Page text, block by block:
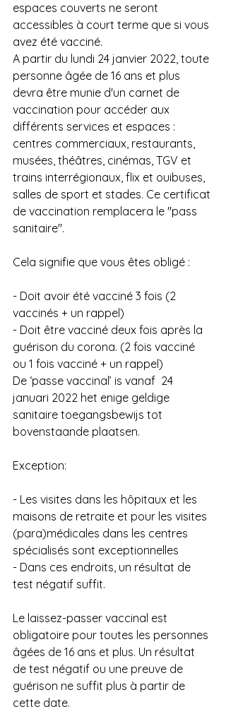
espaces couverts ne seront
accessibles à court terme que si vous
avez été vacciné.
A partir du lundi 24 janvier 2022, toute
personne âgée de 16 ans et plus
devra être munie d'un carnet de
vaccination pour accéder aux
différents services et espaces :
centres commerciaux, restaurants,
musées, théâtres, cinémas, TGV et
trains interrégionaux, flix et ouibuses,
salles de sport et stades. Ce certificat
de vaccination remplacera le "pass
sanitaire".
Cela signifie que vous êtes obligé :
- Doit avoir été vacciné 3 fois (2
vaccinés + un rappel)
- Doit être vacciné deux fois après la
guérison du corona. (2 fois vacciné
ou 1 fois vacciné + un rappel)
De ‘passe vaccinal’ is vanaf  24
januari 2022 het enige geldige
sanitaire toegangsbewijs tot
bovenstaande plaatsen.
Exception:
- Les visites dans les hôpitaux et les
maisons de retraite et pour les visites
(para)médicales dans les centres
spécialisés sont exceptionnelles
- Dans ces endroits, un résultat de
test négatif suffit.
Le laissez-passer vaccinal est
obligatoire pour toutes les personnes
âgées de 16 ans et plus. Un résultat
de test négatif ou une preuve de
guérison ne suffit plus à partir de
cette date.